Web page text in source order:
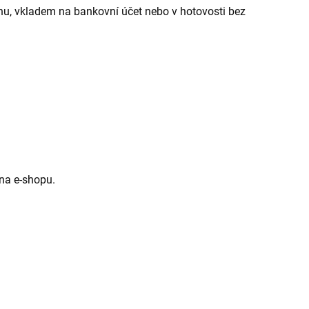
vkladem na bankovní účet nebo v hotovosti bez
e-shopu.